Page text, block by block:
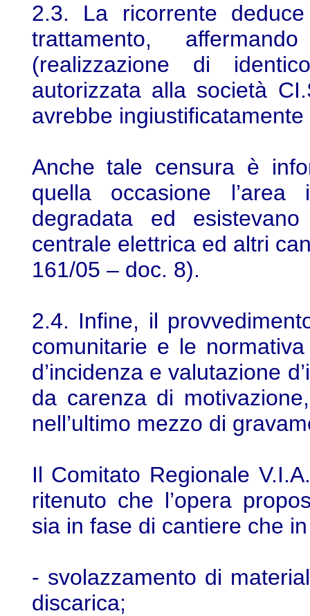
2.3. La ricorrente
trattamento,
(realizzazione di
autorizzata alla società
avrebbe
Anche tale censura è
quella occasione
degradata ed
centrale elettrica ed altri
161/05 – doc. 8).
2.4. Infine, il
comunitarie e le
d’incidenza e valutazione
da carenza di
nell’ultimo mezzo di
Il Comitato Regionale
ritenuto che l’opera
sia in fase di cantiere che
- svolazzamento di
discarica;